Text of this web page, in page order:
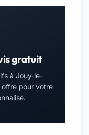
gratuit
à Jouy-le-
offre pour votre